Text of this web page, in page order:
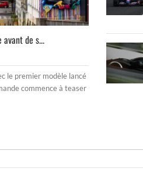
de s...
le premier modèle lancé
commence à teaser